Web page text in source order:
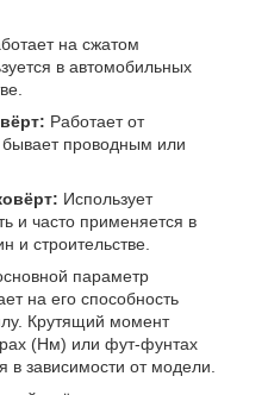
на сжатом
в автомобильных
Работает от
бывает проводным или
Использует
и часто применяется в
и строительстве.
параметр
на его способность
Крутящий момент
(Нм) или фут-фунтах
в зависимости от модели.